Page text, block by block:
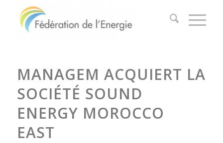
MANAGEM ACQUIERT LA
SOCIÉTÉ SOUND
ENERGY MOROCCO
EAST